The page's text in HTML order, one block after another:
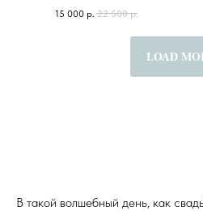
15 000 р. 22 500 р.
LOAD
В такой волшебный день, как